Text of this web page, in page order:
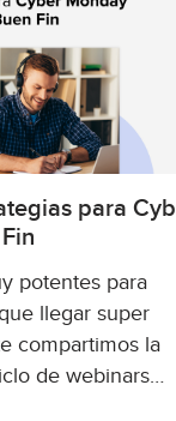
para
potentes para
llegar super
compartimos la
de webinars